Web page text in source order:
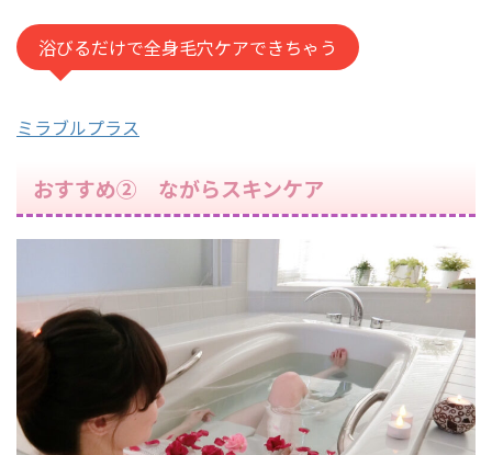
浴びるだけで全身毛穴ケアできちゃう
ミラブルプラス
おすすめ② ながらスキンケア